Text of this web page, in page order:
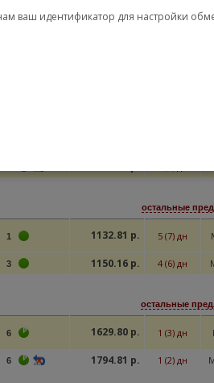
948.89 р. 16 (17) дн
остальные
1 1132.81 р. 5 (7) дн
3 1150.16 р. 4 (6) дн
остальные
6 1629.80 р. 1 (3) дн
6 1794.81 р. 1 (2) дн
ваш идентификатор для настройки